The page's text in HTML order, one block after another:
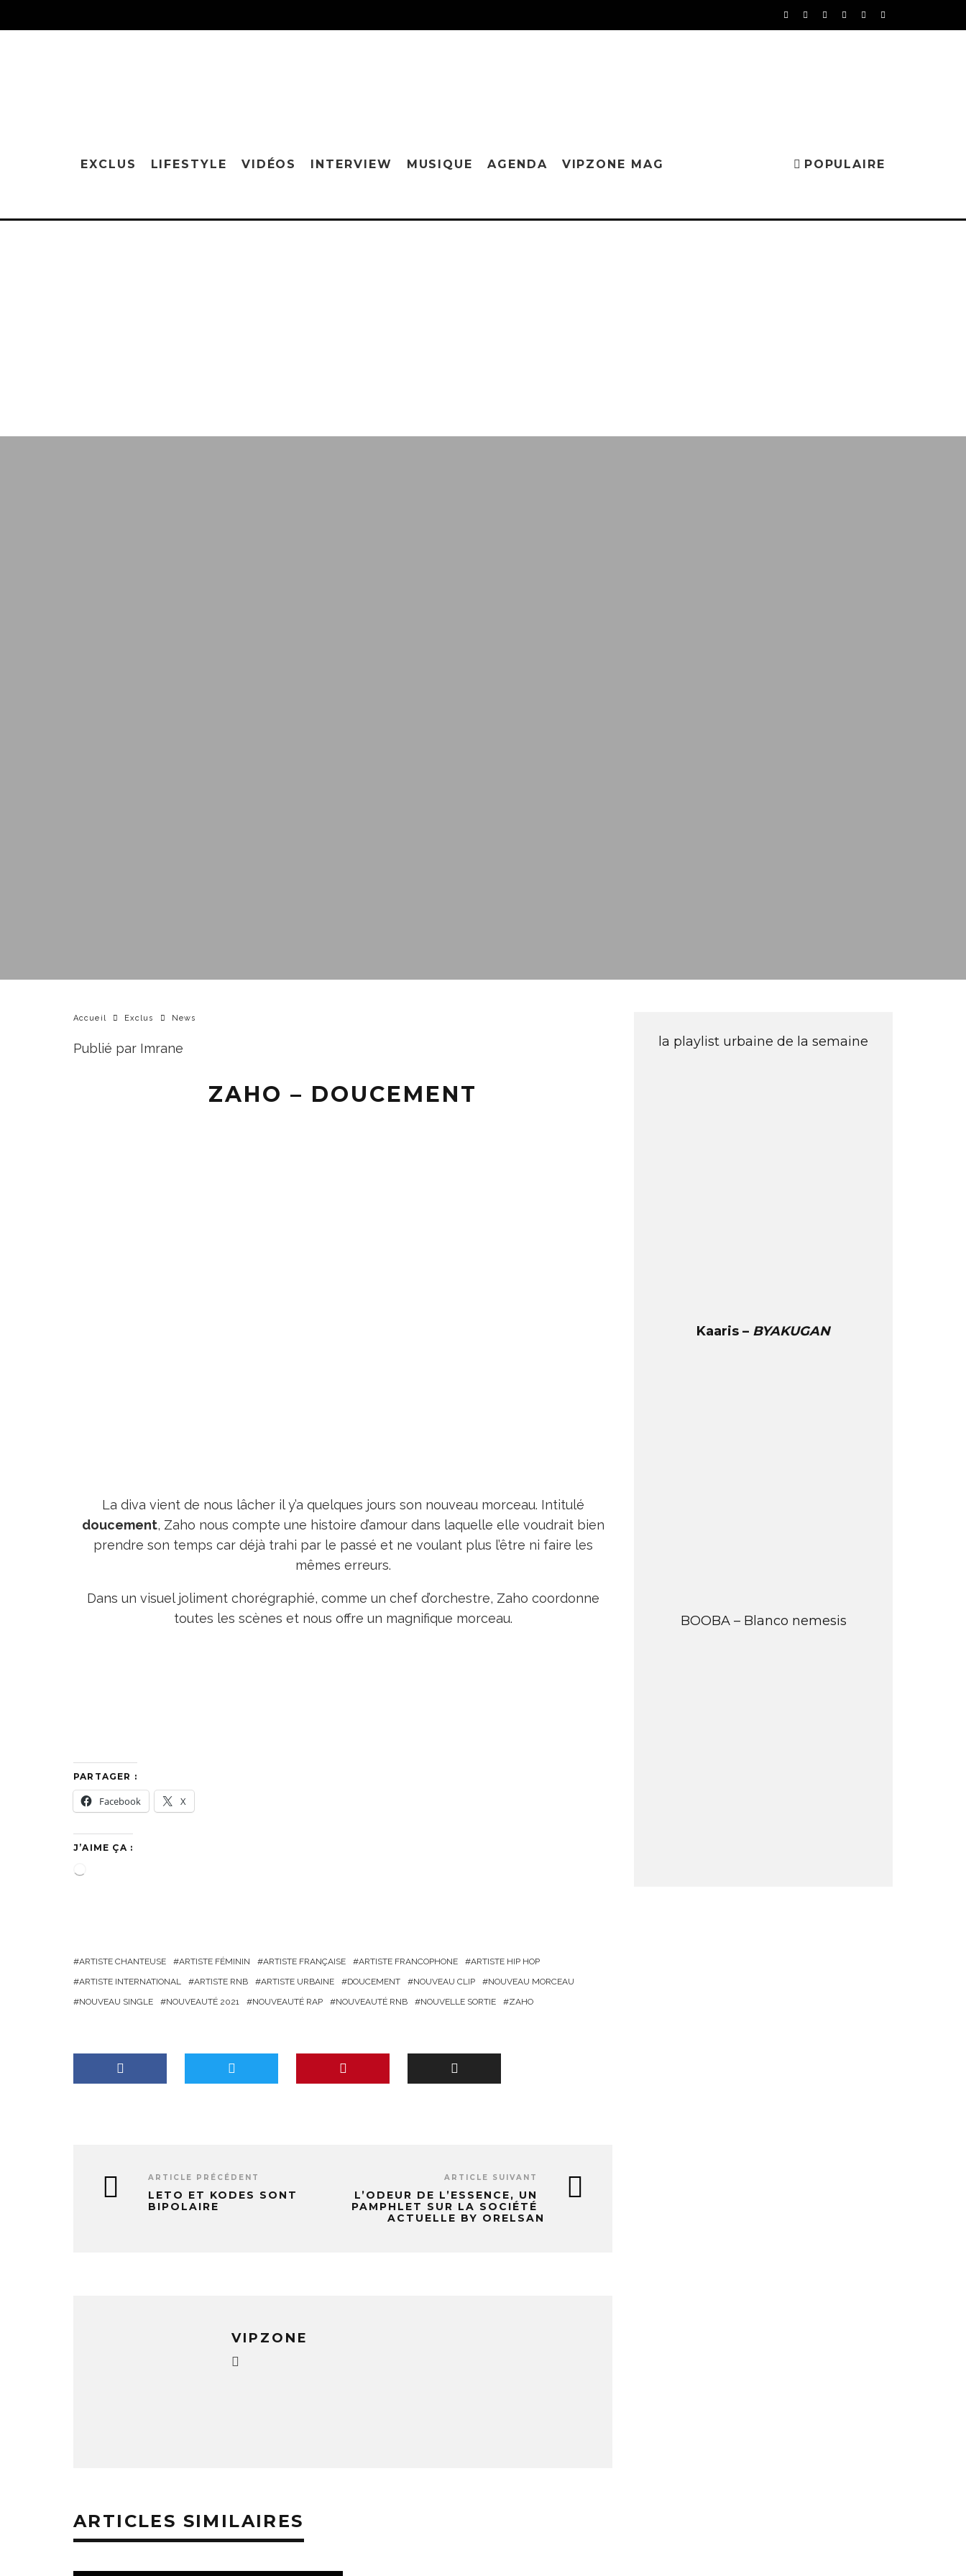
EXCLUS LIFESTYLE VIDÉOS INTERVIEW MUSIQUE AGENDA VIPZONE MAG POPULAIRE
Accueil Exclus News
Publié par Imrane
ZAHO – DOUCEMENT
La diva vient de nous lâcher il y’a quelques jours son nouveau morceau. Intitulé
doucement, Zaho nous compte une histoire d’amour dans laquelle elle voudrait bien
prendre son temps car déjà trahi par le passé et ne voulant plus l’être ni faire les
mêmes erreurs.
Dans un visuel joliment chorégraphié, comme un chef d’orchestre, Zaho coordonne
toutes les scènes et nous offre un magnifique morceau.
PARTAGER :
Facebook X
J’AIME ÇA :
t
ARTISTE CHANTEUSE ARTISTE FÉMININ ARTISTE FRANÇAISE ARTISTE FRANCOPHONE
ARTISTE HIP HOP
ARTISTE INTERNATIONAL
ARTISTE RNB ARTISTE URBAINE DOUCEMENT NOUVEAU CLIP
NOUVEAU MORCEAU
NOUVEAU SINGLE
NOUVEAUTÉ 2021 NOUVEAUTÉ RAP NOUVEAUTÉ RNB NOUVELLE SORTIE ZAHO
ARTICLE PRÉCÉDENT
LETO ET KODES SONT
BIPOLAIRE
ARTICLE SUIVANT
L’ODEUR DE L’ESSENCE, UN
PAMPHLET SUR LA SOCIÉTÉ
ACTUELLE BY ORELSAN
VIPZONE
ARTICLES SIMILAIRES
la playlist urbaine de la semaine
Kaaris – BYAKUGAN
BOOBA – Blanco nemesis